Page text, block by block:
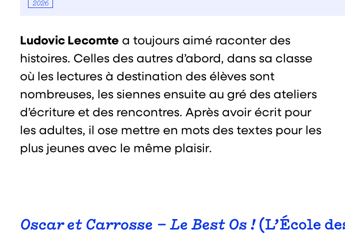
2026
Ludovic Lecomte a toujours aimé raconter des
histoires. Celles des autres d’abord, dans sa classe
où les lectures à destination des élèves sont
nombreuses, les siennes ensuite au gré des ateliers
d’écriture et des rencontres. Après avoir écrit pour
les adultes, il ose mettre en mots des textes pour les
plus jeunes avec le même plaisir.
Oscar et Carrosse – Le Best Os !(L’École